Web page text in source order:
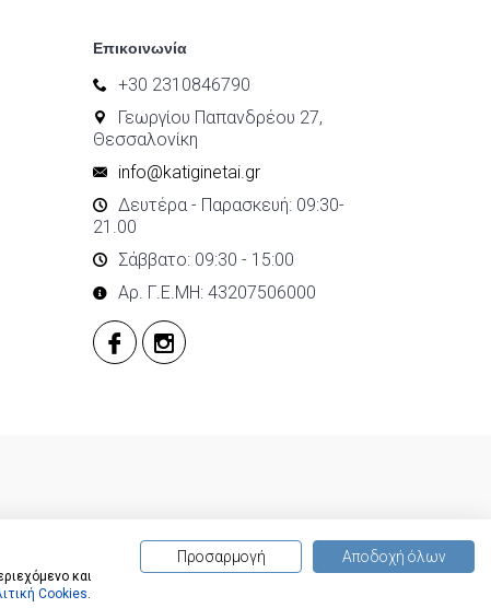
Επικοινωνία
+30 2310846790
Γεωργίου Παπανδρέου 27,
Θεσσαλονίκη
info@katiginetai.gr
Δευτέρα - Παρασκευή: 09:30-
21.00
Σάββατο: 09:30 - 15:00
Αρ. Γ.Ε.ΜΗ: 43207506000
και
Cookies.
Προσαρμογή Αποδοχή όλων